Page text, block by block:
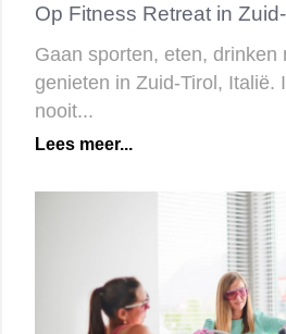
Op Fitness Retreat in
Gaan sporten, eten, drinken
genieten in Zuid-Tirol, Italië.
nooit...
Lees meer...